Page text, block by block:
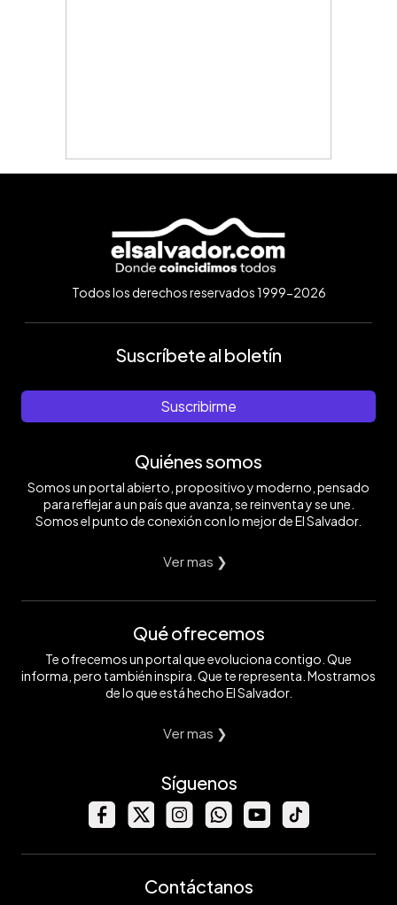
Todos los derechos reservados 1999-2026
Suscríbete al boletín
Suscribirme
Quiénes somos
Somos un portal abierto, propositivo y moderno, pensado
para reflejar a un país que avanza, se reinventa y se une.
Somos el punto de conexión con lo mejor de El Salvador.
Ver mas ❯
Qué ofrecemos
Te ofrecemos un portal que evoluciona contigo. Que
informa, pero también inspira. Que te representa. Mostramos
de lo que está hecho El Salvador.
Ver mas ❯
Síguenos
Contáctanos